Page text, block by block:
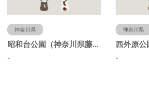
神奈川県
昭和台公園（神奈川県藤沢市）
-
神奈川県
-